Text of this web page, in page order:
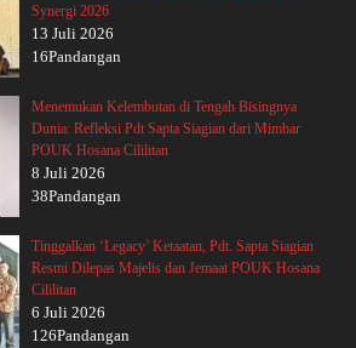
Synergi 2026
13 Juli 2026
16Pandangan
Menemukan Kelembutan di Tengah Bisingnya
Dunia: Refleksi Pdt Sapta Siagian dari Mimbar
POUK Hosana Cililitan
8 Juli 2026
38Pandangan
Tinggalkan ‘Legacy’ Ketaatan, Pdt. Sapta Siagian
Resmi Dilepas Majelis dan Jemaat POUK Hosana
Cililitan
6 Juli 2026
126Pandangan